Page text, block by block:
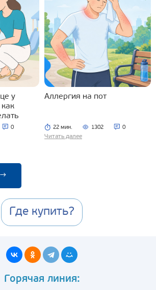
у
0
Аллергия на пот
22 мин. 1302 0
Читать далее
→
Где купить?
Горячая линия: